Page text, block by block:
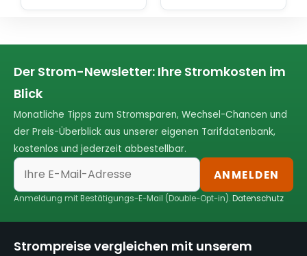
Der Strom-Newsletter: Ihre Stromkosten im
Blick
Monatliche Tipps zum Stromsparen, Wechsel-Chancen und
der Preis-Überblick aus unserer eigenen Tarifdatenbank,
kostenlos und jederzeit abbestellbar.
ANMELDEN
Anmeldung mit Bestätigungs-E-Mail (Double-Opt-in).Datenschutz
Strompreise vergleichen mit unserem